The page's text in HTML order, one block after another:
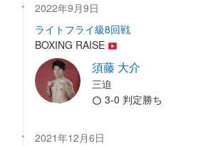
2022年9月9日
ライトフライ級8回戦
BOXING RAISE
須藤 大介
三迫
3-0 判定勝ち
2021年12月6日